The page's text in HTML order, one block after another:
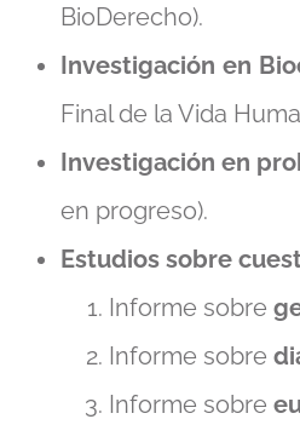
BioDerecho).
Investigación en
Final de la Vida
Investigación en
en progreso).
Estudios sobre
Informe sobre
Informe sobre
Informe sobre